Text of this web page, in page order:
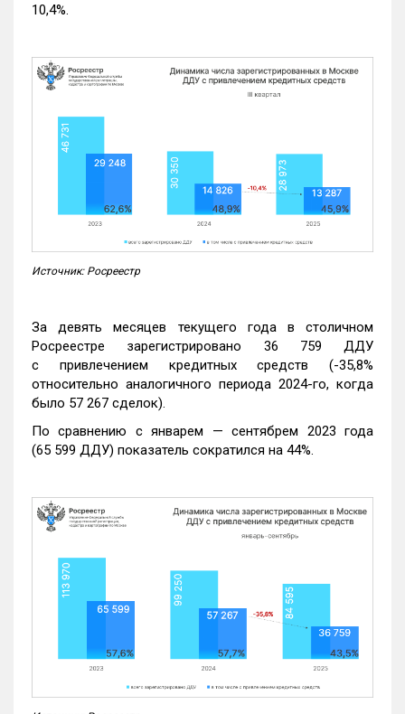
10,4%.
Источник: Росреестр
За девять месяцев текущего года в столичном
Росреестре зарегистрировано 36 759 ДДУ
с привлечением кредитных средств (-35,8%
относительно аналогичного периода 2024-го, когда
было 57 267 сделок).
По сравнению с январем — сентябрем 2023 года
(65 599 ДДУ) показатель сократился на 44%.